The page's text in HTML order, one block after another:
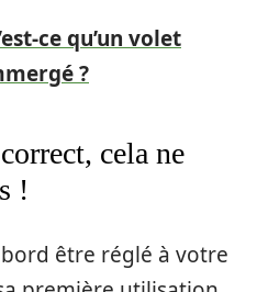
ce qu’un volet
?
cela ne
!
être réglé à votre